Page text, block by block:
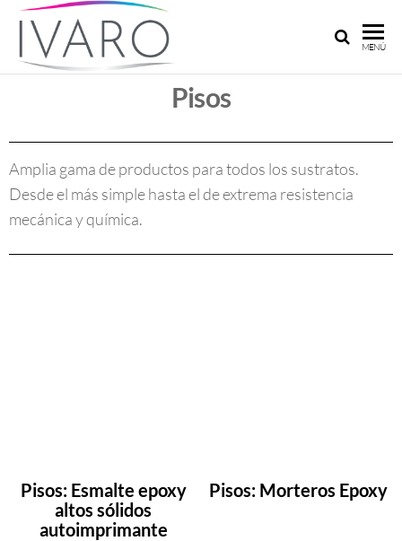
ARGENTINA
adhesivos
medida
MENÚ
Pisos
Amplia gama de productos para todos los sustratos.
Desde el más simple hasta el de extrema resistencia
mecánica y química.
Pisos: Esmalte epoxy
altos sólidos
autoimprimante
Pisos: Morteros Epoxy